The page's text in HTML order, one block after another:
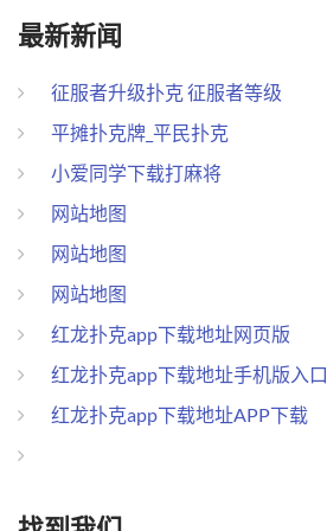
最新新闻
征服者升级扑克 征服者等级
平摊扑克牌_平民扑克
小爱同学下载打麻将
网站地图
网站地图
网站地图
红龙扑克app下载地址网页版
红龙扑克app下载地址手机版入口
红龙扑克app下载地址APP下载